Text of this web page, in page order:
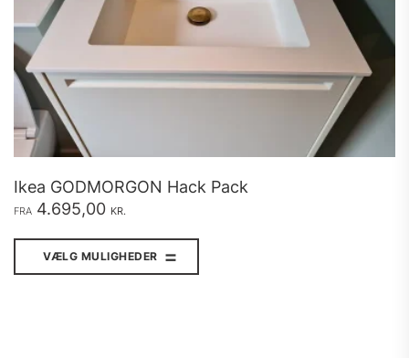
Ikea GODMORGON Hack Pack
FRA 4.695,00 KR.
VÆLG MULIGHEDER